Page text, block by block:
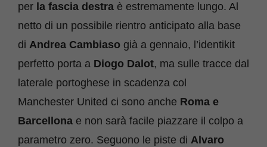
per la fascia destra è estremamente lungo. Al
netto di un possibile rientro anticipato alla base
di Andrea Cambiaso già a gennaio, l’identikit
perfetto porta a Diogo Dalot, ma sulle tracce dal
laterale portoghese in scadenza col
Manchester United ci sono anche Roma e
Barcellona e non sarà facile piazzare il colpo a
parametro zero. Seguono le piste di Alvaro